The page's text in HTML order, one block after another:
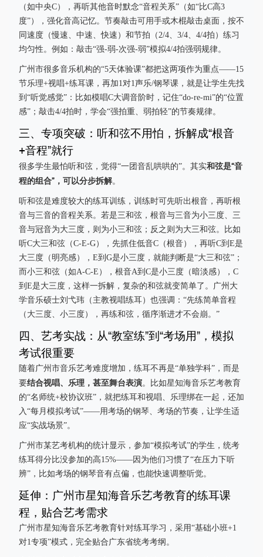
（如中央C），再听其他音时默念“音程关系”（如“比C高3
度”），强化音高记忆。节奏敲击可用手或木棍敲击桌面，按不
同速度（慢速、中速、快速）和节拍（2/4、3/4、4/4拍）练习
均匀性。例如：敲击“强-弱-次强-弱”模拟4/4拍强弱规律。
广州市很多音乐机构的“5天体验课”都把这两项作为重点——15
节乐理+视唱+练耳课，再加1对1声乐/钢琴课，就是让学生先找
到“听觉感觉”：比如模唱C大调音阶时，记住“do-re-mi”的“位置
感”；敲击4/4拍时，学会“强拍重、弱拍轻”的节奏规律。
三、专项突破：听和弦不用怕，拆解成“根音
+音程”就行
很多学生最怕听和弦，觉得“一团音乱哄哄的”。其实和弦是“音
程的组合”，可以分步拆解。
听和弦是难度较大的练耳训练，训练时可先听出根音，再听根
音与三音的音程关系。若是三和弦，根音与三音为小三度、三
音与冠音为大三度，则为小三和弦；反之则为大三和弦。比如
听C大三和弦（C-E-G），先抓住低音C（根音），再听C到E是
大三度（明亮感），E到G是小三度，就能判断是“大三和弦”；
而小三和弦（如A-C-E），根音A到C是小三度（暗淡感），C
到E是大三度，这样一拆解，复杂的和弦就变简单了。广州大
学音乐硕士刘弋玮（主教视唱练耳）也强调：“先练简单音程
（大三度、小三度），再练和弦，循序渐进才不会崩。”
四、艺考实战：从“教室练”到“考场用”，模拟
考试很重要
随着广州市音乐艺考难度增加，练耳不再是“单独学科”，而是
要结合视唱、乐理，甚至舞台表演。比如星知海音乐艺考教育
的“名师统+校协议班”，就把练耳和视唱、乐理绑在一起，还加
入“每月模拟考试”——用考场的钢琴、考场的节奏，让学生适
应“实战场景”。
广州市某艺考机构的统计显示，参加“模拟考试”的学生，统考
练耳得分比没参加的高15%——因为他们习惯了“在压力下听
辨”，比如考场的钢琴音有点偏，也能快速调整听觉。
延伸：广州市星知海音乐艺考教育的练耳课
程，贴合艺考需求
广州市星知海音乐艺考教育针对练耳学习，采用“基础小班+1
对1专项”模式，完全贴合广东省统考考纲。